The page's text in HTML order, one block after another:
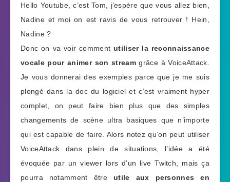
Hello Youtube, c’est Tom, j’espère que vous allez bien,
Nadine et moi on est ravis de vous retrouver ! Hein,
Nadine ?
Donc on va voir commentutiliser la reconnaissance
vocale pour animer son streamgrâce à VoiceAttack.
Je vous donnerai des exemples parce que je me suis
plongé dans la doc du logiciel et c’est vraiment hyper
complet, on peut faire bien plus que des simples
changements de scène ultra basiques que n’importe
qui est capable de faire. Alors notez qu’on peut utiliser
VoiceAttack dans plein de situations, l’idée a été
évoquée par un viewer lors d’un live Twitch, mais ça
pourra notamment être utile aux personnes en